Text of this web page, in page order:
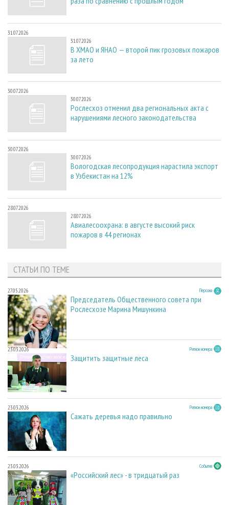
31.07.2026
31.07.2026
В ХМАО и ЯНАО — второй пик грозовых пожаров
за лето
30.07.2026
30.07.2026
Рослесхоз отменил два региональных акта с
нарушениями лесного законодательства
30.07.2026
30.07.2026
Вологодская лесопродукция нарастила экспорт
в Узбекистан на 12%
28.07.2026
28.07.2026
Авиалесоохрана: в августе высокий риск
пожаров в 44 регионах
СТАТЬИ ПО ТЕМЕ
27.05.2026 Персона
Председатель Общественного совета при
Рослесхозе Марина Мишункина
23.03.2026 Регион номера
Защитить защитные леса
23.03.2026 Регион номера
Сажать деревья надо правильно
23.03.2026 События
«Российский лес» - в тридцатый раз